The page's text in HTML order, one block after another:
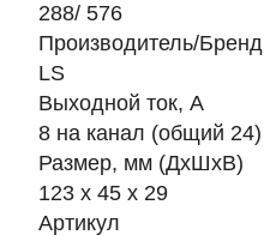
288/ 576
Производитель/Бренд
LS
Выходной ток, А
8 на канал (общий 24)
Размер, мм (ДхШхВ)
123 х 45 х 29
Артикул